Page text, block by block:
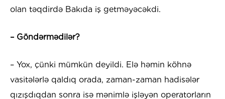
olan təqdirdə Bakıda iş getməyəcəkdi.
– Göndərmədilər?
– Yox, çünki mümkün deyildi. Elə həmin köhnə
vasitələrlə qaldıq orada, zaman-zaman hadisələr
qızışdıqdan sonra isə mənimlə işləyən operatorların